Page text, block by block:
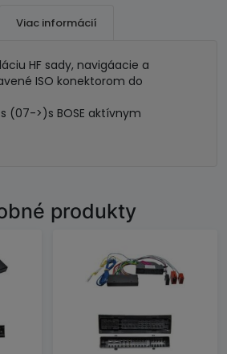
Viac informácií
HF sady, navigáacie a
ISO konektorom do
(07->)s BOSE aktívnym
produkty